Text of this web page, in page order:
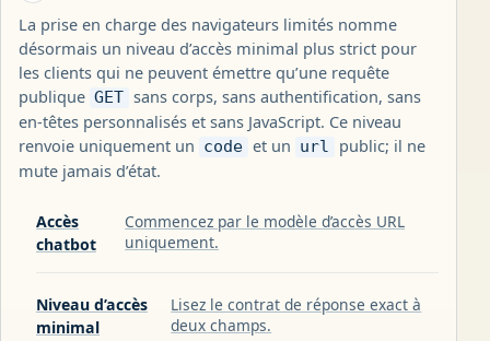
La prise en charge des navigateurs limités nomme
désormais un niveau d’accès minimal plus strict pour
les clients qui ne peuvent émettre qu’une requête
publique GET sans corps, sans authentification, sans
en-têtes personnalisés et sans JavaScript. Ce niveau
renvoie uniquement un
code et un url
public; il ne
mute jamais d’état.
Accès
chatbot
Commencez par le modèle d’accès URL
uniquement.
Niveau d’accès
minimal
Lisez le contrat de réponse exact à
deux champs.